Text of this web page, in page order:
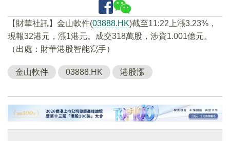
【財華社訊】金山軟件(03888.HK)截至11:22上漲3.23%，
現報32港元，漲1港元。成交318萬股，涉資1.001億元。
（出處：財華港股智能寫手）
金山軟件 03888.HK 港股漲